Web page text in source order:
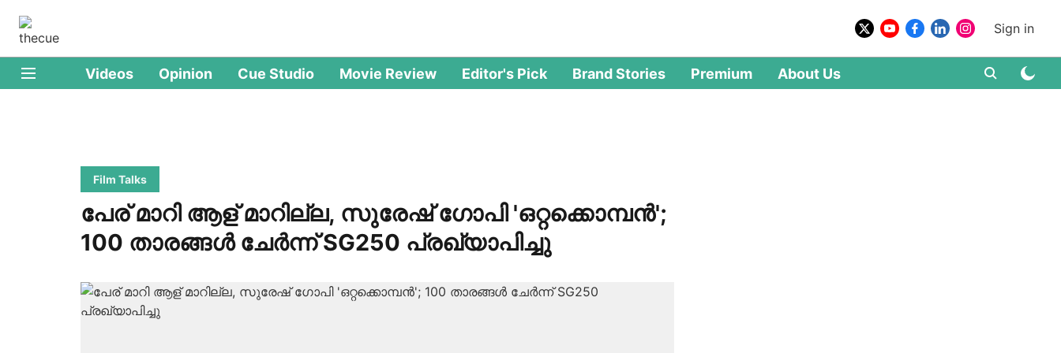
Sign in
Videos Opinion Cue Studio Movie Review Editor's Pick Brand Stories Premium About Us
Film Talks
പേര് മാറി ആള് മാറില്ല, സുരേഷ് ഗോപി 'ഒറ്റക്കൊമ്പന്‍';
100 താരങ്ങള്‍ ചേര്‍ന്ന് SG250 പ്രഖ്യാപിച്ചു